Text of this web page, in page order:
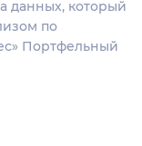
данных, который
по
Портфельный